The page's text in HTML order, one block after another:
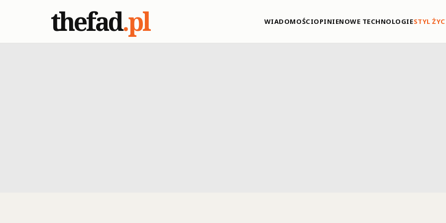
thefad.pl WIADOMOŚCIOPINIENOWE TECHNOLOGIESTYL